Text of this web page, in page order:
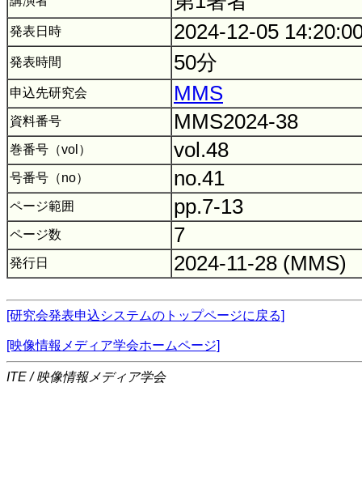
発表日時 2024-12-05
発表時間 50分
申込先研究会 MMS
資料番号 MMS2024-38
巻番号（vol） vol.48
号番号（no） no.41
ページ範囲 pp.7-13
ページ数 7
発行日 2024-11-28 (MMS)
[研究会発表申込システムのトップページに戻る]
[映像情報メディア学会ホームページ]
ITE / 映像情報メディア学会